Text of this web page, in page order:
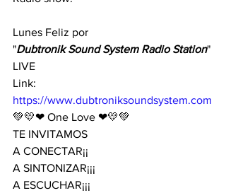
Lunes Feliz por
"Dubtronik Sound System Radio Station"
LIVE
Link:
https://www.dubtroniksoundsystem.com
💚💛❤ One Love ❤💛💚
TE INVITAMOS
A CONECTAR¡¡
A SINTONIZAR¡¡¡
A ESCUCHAR¡¡¡